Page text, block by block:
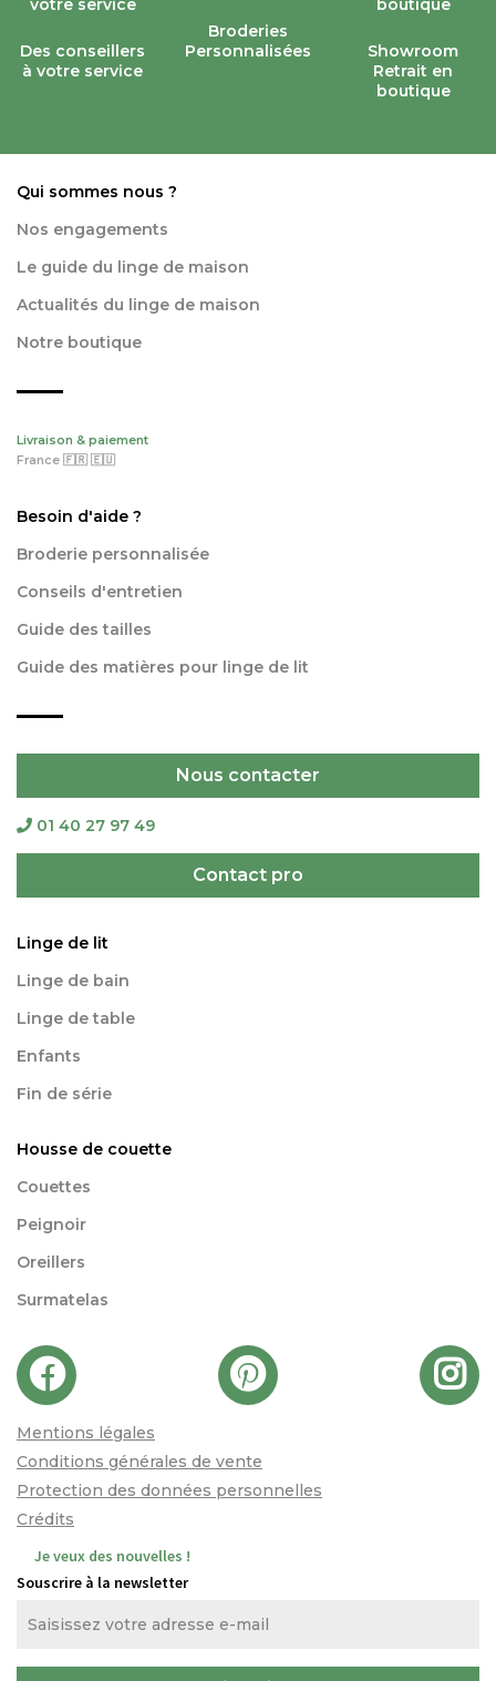
Des conseillers
à votre service
Broderies
Personnalisées
Showroom
Retrait en
boutique
Qui sommes nous ?
Nos engagements
Le guide du linge de maison
Actualités du linge de maison
Notre boutique
Livraison & paiement
France 🇫🇷 🇪🇺
Besoin d'aide ?
Broderie personnalisée
Conseils d'entretien
Guide des tailles
Guide des matières pour linge de lit
Nous contacter
01 40 27 97 49
Contact pro
Linge de lit
Linge de bain
Linge de table
Enfants
Fin de série
Housse de couette
Couettes
Peignoir
Oreillers
Surmatelas
Mentions légales
Conditions générales de vente
Protection des données personnelles
Crédits
Je veux des nouvelles !
Souscrire à la newsletter